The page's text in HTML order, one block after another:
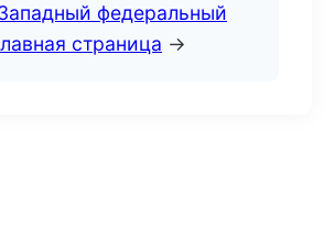
федеральный
страница →